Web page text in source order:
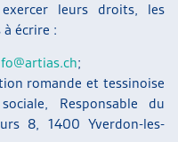
leurs droits, les
écrire :
;
romande et tessinoise
Responsable du
8, 1400 Yverdon-les-